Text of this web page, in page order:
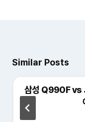
Similar Posts
삼성 Q990F vs